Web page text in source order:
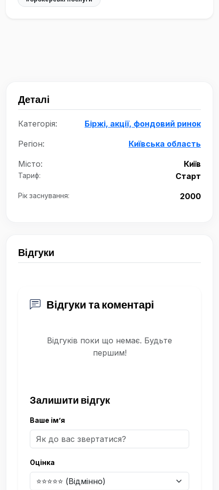
Деталі
Категорія: Біржі, акції, фондовий ринок
Регіон: Київська область
Місто: Київ
Тариф: Старт
Рік заснування: 2000
Відгуки
Відгуки та коментарі
Відгуків поки що немає. Будьте
першим!
Залишити відгук
Ваше ім’я
Оцінка